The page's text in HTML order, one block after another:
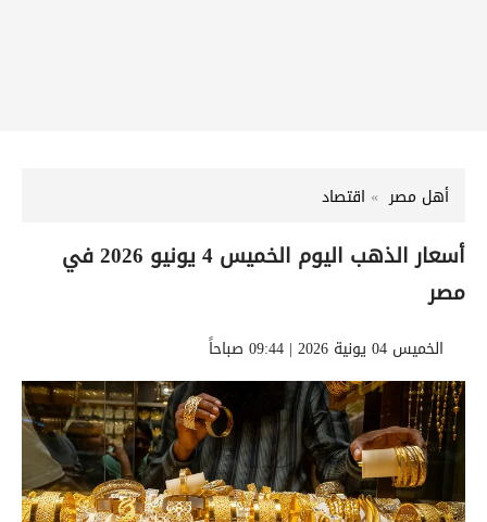
أهل مصر اقتصاد
أسعار الذهب اليوم الخميس 4 يونيو 2026 في
مصر
الخميس 04 يونية 2026 | 09:44 صباحاً